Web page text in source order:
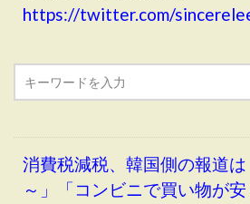
https://twitter.com/
消費税減税、韓国側の報道
～」「コンビニで買い物が